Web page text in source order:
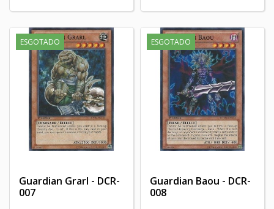
ESGOTADO
Guardian Grarl - DCR-
007
ESGOTADO
Guardian Baou - DCR-
008